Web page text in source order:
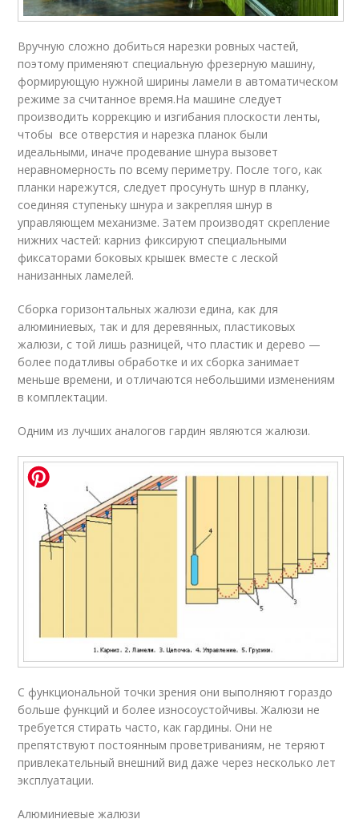
Вручную сложно добиться нарезки ровных частей,
поэтому применяют специальную фрезерную машину,
формирующую нужной ширины ламели в автоматическом
режиме за считанное время.На машине следует
производить коррекцию и изгибания плоскости ленты,
чтобы все отверстия и нарезка планок были
идеальными, иначе продевание шнура вызовет
неравномерность по всему периметру. После того, как
планки нарежутся, следует просунуть шнур в планку,
соединяя ступеньку шнура и закрепляя шнур в
управляющем механизме. Затем производят скрепление
нижних частей: карниз фиксируют специальными
фиксаторами боковых крышек вместе с леской
нанизанных ламелей.
Сборка горизонтальных жалюзи едина, как для
алюминиевых, так и для деревянных, пластиковых
жалюзи, с той лишь разницей, что пластик и дерево —
более податливы обработке и их сборка занимает
меньше времени, и отличаются небольшими изменениям
в комплектации.
Одним из лучших аналогов гардин являются жалюзи.
С функциональной точки зрения они выполняют гораздо
больше функций и более износоустойчивы. Жалюзи не
требуется стирать часто, как гардины. Они не
препятствуют постоянным проветриваниям, не теряют
привлекательный внешний вид даже через несколько лет
эксплуатации.
Алюминиевые жалюзи